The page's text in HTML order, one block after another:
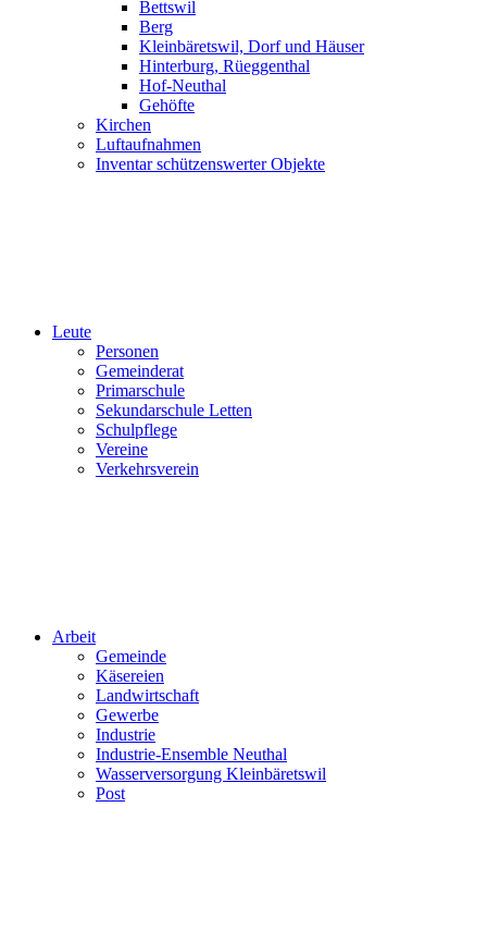
Bettswil
Berg
Kleinbäretswil, Dorf und Häuser
Hinterburg, Rüeggenthal
Hof-Neuthal
Gehöfte
Kirchen
Luftaufnahmen
Inventar schützenswerter Objekte
Leute
Personen
Gemeinderat
Primarschule
Sekundarschule Letten
Schulpflege
Vereine
Verkehrsverein
Arbeit
Gemeinde
Käsereien
Landwirtschaft
Gewerbe
Industrie
Industrie-Ensemble Neuthal
Wasserversorgung Kleinbäretswil
Post